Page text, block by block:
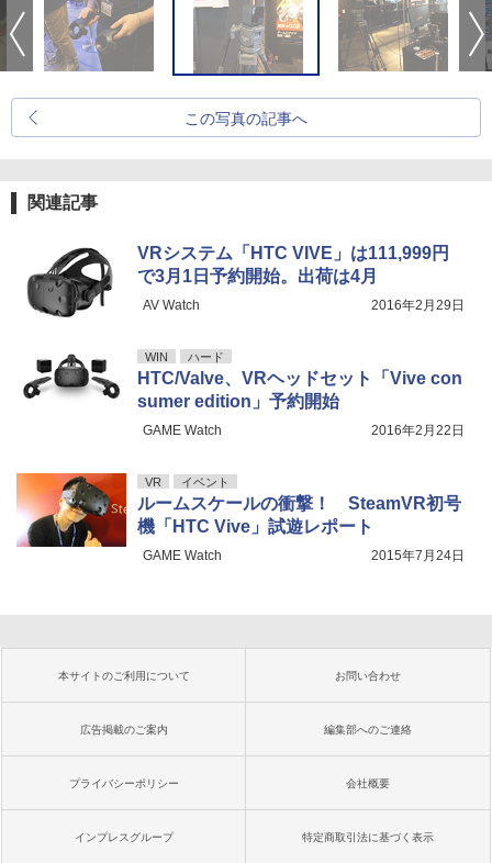
この写真の記事へ
関連記事
VRシステム「HTC VIVE」は111,999円
で3月1日予約開始。出荷は4月
AV Watch 2016年2月29日
WIN ハード
HTC/Valve、VRヘッドセット「Vive con
sumer edition」予約開始
GAME Watch 2016年2月22日
VR イベント
ルームスケールの衝撃！ SteamVR初号
機「HTC Vive」試遊レポート
GAME Watch 2015年7月24日
本サイトのご利用について お問い合わせ
広告掲載のご案内 編集部へのご連絡
プライバシーポリシー 会社概要
インプレスグループ 特定商取引法に基づく表示